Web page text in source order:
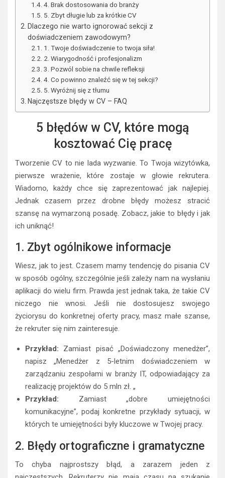
4. Brak dostosowania do branży
5. Zbyt długie lub za krótkie CV
Dlaczego nie warto ignorować sekcji z
doświadczeniem zawodowym?
1. Twoje doświadczenie to twoja siła!
2. Wiarygodność i profesjonalizm
3. Pozwól sobie na chwile refleksji
4. Co powinno znaleźć się w tej sekcji?
5. Wyróżnij się z tłumu
Najczęstsze błędy w CV – FAQ
5 błędów w CV, które mogą
kosztować Cię pracę
Tworzenie CV to nie lada wyzwanie. To Twoja wizytówka,
pierwsze wrażenie, które zostaje w głowie rekrutera.
Wiadomo, każdy chce się zaprezentować jak najlepiej.
Jednak czasem przez drobne błędy możesz stracić
szansę na wymarzoną posadę. Zobacz, jakie to błędy i jak
ich uniknąć!
1. Zbyt ogólnikowe informacje
Wiesz, jak to jest. Czasem mamy tendencję do pisania CV
w sposób ogólny, szczególnie jeśli zależy nam na wysłaniu
aplikacji do wielu firm. Prawda jest jednak taka, że takie CV
niczego nie wnosi. Jeśli nie dostosujesz swojego
życiorysu do konkretnej oferty pracy, masz małe szanse,
że rekruter się nim zainteresuje.
Przykład: Zamiast pisać „Doświadczony menedżer”,
napisz „Menedżer z 5-letnim doświadczeniem w
zarządzaniu zespołami w branży IT, odpowiadający za
realizację projektów do 5 mln zł. „
Przykład: Zamiast „dobre umiejętności
komunikacyjne”, podaj konkretne przykłady sytuacji, w
których te umiejętności były kluczowe w Twojej pracy.
2. Błędy ortograficzne i gramatyczne
To chyba najprostszy błąd, a zarazem jeden z